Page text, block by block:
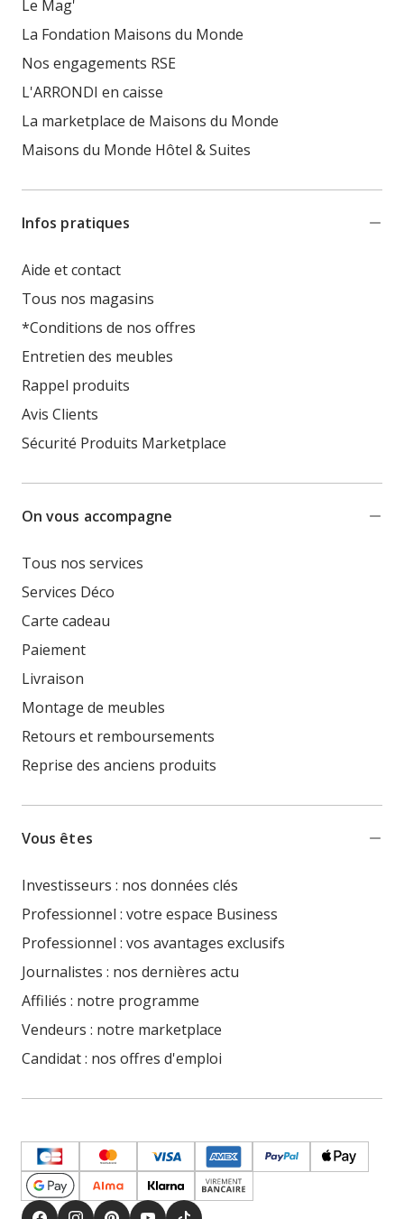
Le Mag'
La Fondation Maisons du Monde
Nos engagements RSE
L'ARRONDI en caisse
La marketplace de Maisons du Monde
Maisons du Monde Hôtel & Suites
Infos pratiques
Aide et contact
Tous nos magasins
*Conditions de nos offres
Entretien des meubles
Rappel produits
Avis Clients
Sécurité Produits Marketplace
On vous accompagne
Tous nos services
Services Déco
Carte cadeau
Paiement
Livraison
Montage de meubles
Retours et remboursements
Reprise des anciens produits
Vous êtes
Investisseurs : nos données clés
Professionnel : votre espace Business
Professionnel : vos avantages exclusifs
Journalistes : nos dernières actu
Affiliés : notre programme
Vendeurs : notre marketplace
Candidat : nos offres d'emploi